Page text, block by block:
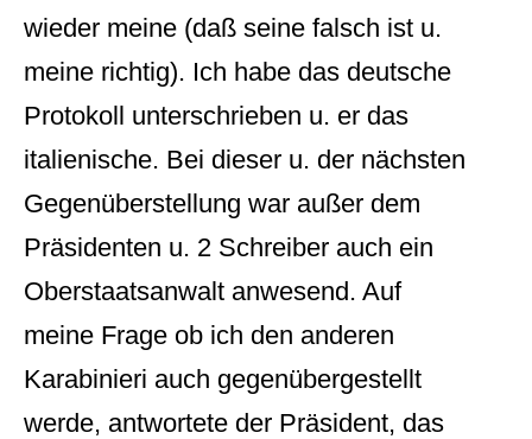
wieder meine (daß seine falsch ist u.
meine richtig). Ich habe das deutsche
Protokoll unterschrieben u. er das
italienische. Bei dieser u. der nächsten
Gegenüberstellung war außer dem
Präsidenten u. 2 Schreiber auch ein
Oberstaatsanwalt anwesend. Auf
meine Frage ob ich den anderen
Karabinieri auch gegenübergestellt
werde, antwortete der Präsident, das